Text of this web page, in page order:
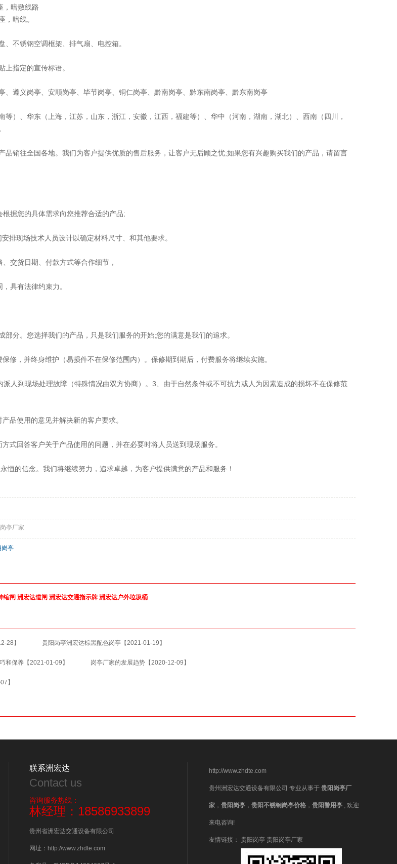
，暗敷线路
暗线。
不锈钢空调框架、排气扇、电控箱。
上指定的宣传标语。
、遵义岗亭、安顺岗亭、毕节岗亭、铜仁岗亭、黔南岗亭、黔东南岗亭、黔东南岗亭
等）、华东（上海，江苏，山东，浙江，安徽，江西，福建等）、华中（河南，湖南，湖北）、西南（四川，
品销往全国各地。我们为客户提供优质的售后服务，让客户无后顾之忧;如果您有兴趣购买我们的产品，请留言
据您的具体需求向您推荐合适的产品;
排现场技术人员设计以确定材料尺寸、和其他要求。
交货日期、付款方式等合作细节，
具有法律约束力。
部分。您选择我们的产品，只是我们服务的开始;您的满意是我们的追求。
修，并终身维护（易损件不在保修范围内）。保修期到期后，付费服务将继续实施。
人到现场处理故障（特殊情况由双方协商）。3、由于自然条件或不可抗力或人为因素造成的损坏不在保修范
品使用的意见并解决新的客户要求。
式回答客户关于产品使用的问题，并在必要时将人员送到现场服务。
恒的信念。我们将继续努力，追求卓越，为客户提供满意的产品和服务！
亭厂家
岗亭
缩闸 洲宏达道闸 洲宏达交通指示牌 洲宏达户外垃圾桶
12-28】 贵阳岗亭洲宏达棕黑配色岗亭 【2021-01-19】
和保养 【2021-01-09】 岗亭厂家的发展趋势 【2020-12-09】
07】
联系洲宏达
Contact us
咨询服务热线：
林经理：18586933899
贵州省洲宏达交通设备有限公司
网址：http://www.zhdte.com
http://www.zhdte.com
贵州洲宏达交通设备有限公司 专业从事于 贵阳岗亭厂
家 ， 贵阳岗亭 ， 贵阳不锈钢岗亭价格 ， 贵阳警用亭 , 欢迎
来电咨询!
友情链接： 贵阳岗亭 贵阳岗亭厂家